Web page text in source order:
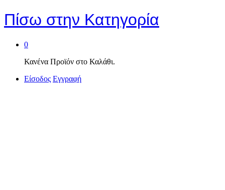
Πίσω στην Κατηγορία
0
Κανένα Προϊόν στο Καλάθι.
Είσοδος Εγγραφή